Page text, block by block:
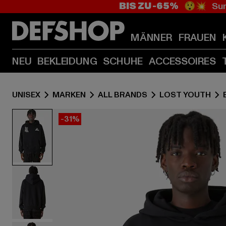
BIS ZU -65% 😲💥
MÄNNER FRAUEN
NEU BEKLEIDUNG SCHUHE ACCESSOIRES
UNISEX MARKEN ALL BRANDS LOST YOUTH
-31%